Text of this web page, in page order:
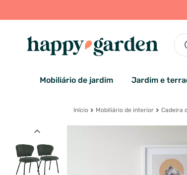
Mobiliário de jardim Jardim e
Início Mobiliário de interior Cadeira
expand_less